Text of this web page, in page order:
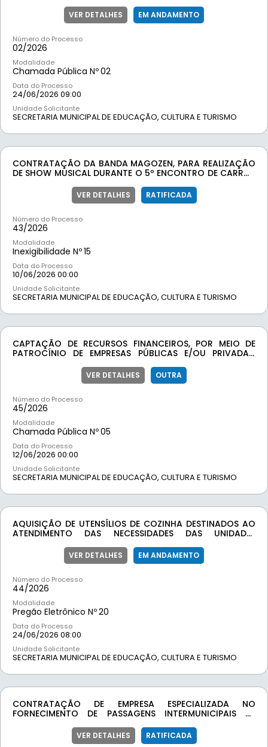
CREDENCIAMENTO DE PESSOA FÍSICA OU JURÍDICA PARA
USO E EXPLORAÇÃO COMERCIAL DE BARRACAS DURANTE
VER DETALHES EM ANDAMENTO
Número do Processo
02/2026
Modalidade
Chamada Pública Nº02
Data do Processo
24/06/2026 09:00
Unidade Solicitante
SECRETARIA MUNICIPAL DE EDUCAÇÃO, CULTURA E TURISMO
CONTRATAÇÃO DA BANDA MAGOZEN, PARA REALIZAÇÃO
DE SHOW MUSICAL DURANTE O 5º ENCONTRO DE CARROS
MUNICIPAL DE AGRICULTURA FAMILIAR DE MOEDA-MG.
VER DETALHES RATIFICADA
Número do Processo
43/2026
Modalidade
Inexigibilidade Nº15
Data do Processo
10/06/2026 00:00
Unidade Solicitante
SECRETARIA MUNICIPAL DE EDUCAÇÃO, CULTURA E TURISMO
CAPTAÇÃO DE RECURSOS FINANCEIROS, POR MEIO DE
PATROCÍNIO DE EMPRESAS PÚBLICAS E/OU PRIVADAS,
DIAS 5 E 6 DE SETEMBRO DE 2026, NO PARQUE DE EVENTOS
ANTÔNIO AGOSTINHO DA SILVA (TINO DO LEITE), NO
VER DETALHES OUTRA
Número do Processo
45/2026
Modalidade
Chamada Pública Nº05
Data do Processo
12/06/2026 00:00
Unidade Solicitante
SECRETARIA MUNICIPAL DE EDUCAÇÃO, CULTURA E TURISMO
AQUISIÇÃO DE UTENSÍLIOS DE COZINHA DESTINADOS AO
ATENDIMENTO DAS NECESSIDADES DAS UNIDADES
EDUCAÇÃO DE MOEDA/MG.
VER DETALHES EM ANDAMENTO
Número do Processo
44/2026
Modalidade
Pregão Eletrônico Nº20
Data do Processo
24/06/2026 08:00
Unidade Solicitante
SECRETARIA MUNICIPAL DE EDUCAÇÃO, CULTURA E TURISMO
CONTRATAÇÃO DE EMPRESA ESPECIALIZADA NO
FORNECIMENTO DE PASSAGENS INTERMUNICIPAIS DE
FAMÍLIAS EM SITUAÇÃO DE VULNERABILIDADE SOCIAL,
DEVIDAMENTE INSCRITAS NO PROGRAMA DE PROTEÇÃO
VER DETALHES RATIFICADA